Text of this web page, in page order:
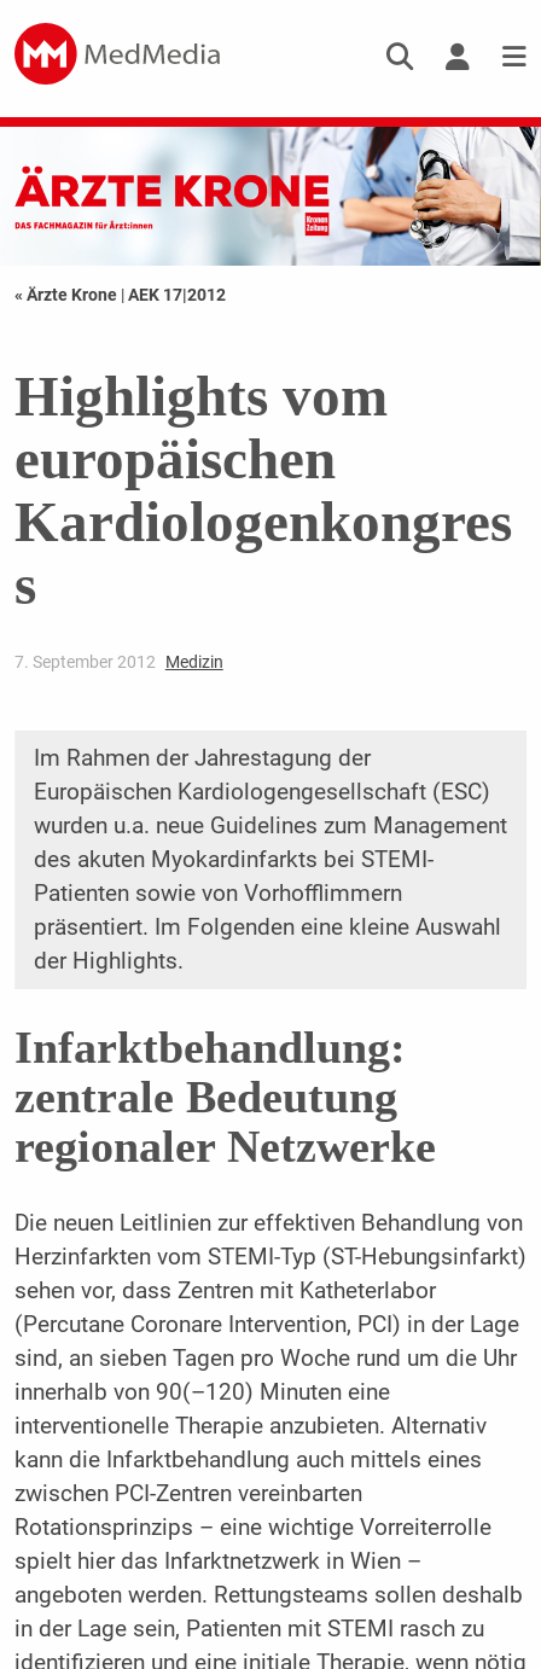
« Ärzte Krone |AEK 17|2012
Highlights vom
europäischen
Kardiologenkongres
s
7. September 2012 Medizin
Im Rahmen der Jahrestagung der
Europäischen Kardiologengesellschaft (ESC)
wurden u.a. neue Guidelines zum Management
des akuten Myokardinfarkts bei STEMI-
Patienten sowie von Vorhofflimmern
präsentiert. Im Folgenden eine kleine Auswahl
der Highlights.
Infarktbehandlung:
zentrale Bedeutung
regionaler Netzwerke
Die neuen Leitlinien zur effektiven Behandlung von
Herzinfarkten vom STEMI-Typ (ST-Hebungsinfarkt)
sehen vor, dass Zentren mit Katheterlabor
(Percutane Coronare Intervention, PCI) in der Lage
sind, an sieben Tagen pro Woche rund um die Uhr
innerhalb von 90(–120) Minuten eine
interventionelle Therapie anzubieten. Alternativ
kann die Infarktbehandlung auch mittels eines
zwischen PCI-Zentren vereinbarten
Rotationsprinzips – eine wichtige Vorreiterrolle
spielt hier das Infarktnetzwerk in Wien –
angeboten werden. Rettungsteams sollen deshalb
in der Lage sein, Patienten mit STEMI rasch zu
identifizieren und eine initiale Therapie, wenn nötig